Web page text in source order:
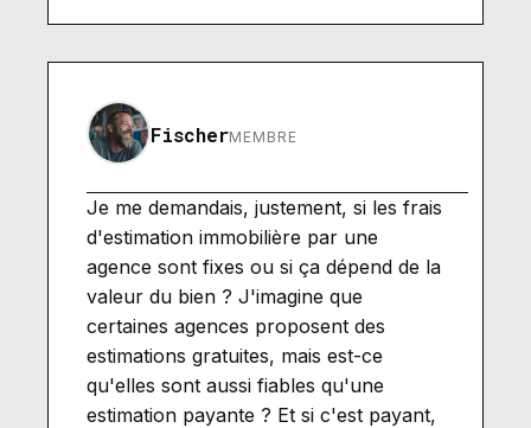
FischerMEMBRE
Je me demandais, justement, si les frais
d'estimation immobilière par une
agence sont fixes ou si ça dépend de la
valeur du bien ? J'imagine que
certaines agences proposent des
estimations gratuites, mais est-ce
qu'elles sont aussi fiables qu'une
estimation payante ? Et si c'est payant,